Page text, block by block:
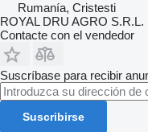
Rumanía, Cristesti
ROYAL DRU AGRO S.R.L.
Contacte con el vendedor
Suscríbase para recibir
Suscribirse